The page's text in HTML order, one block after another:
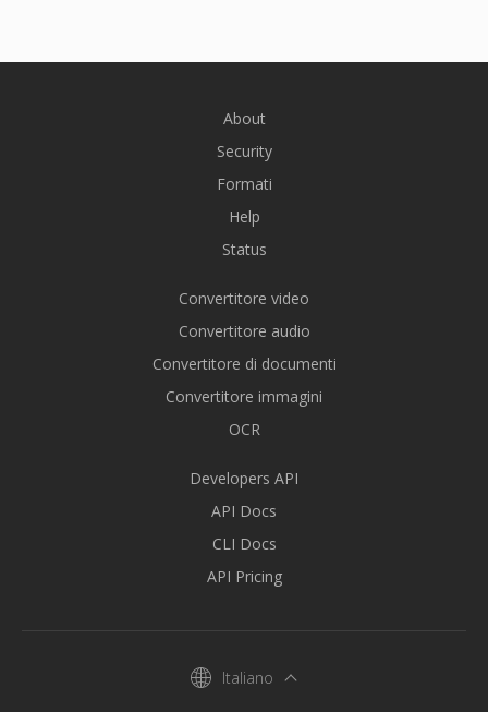
About
Security
Formati
Help
Status
Convertitore video
Convertitore audio
Convertitore di documenti
Convertitore immagini
OCR
Developers API
API Docs
CLI Docs
API Pricing
Italiano